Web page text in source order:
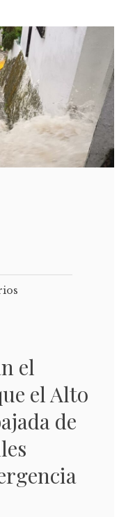
el
el Alto
de